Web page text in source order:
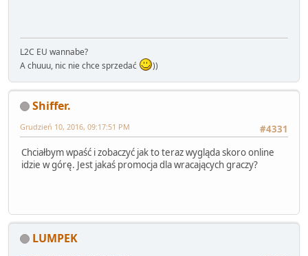
L2C EU wannabe?
A chuuu, nic nie chce sprzedać
))
Shiffer.
#4331
Grudzień 10, 2016, 09:17:51 PM
Chciałbym wpaść i zobaczyć jak to teraz wygląda skoro online
idzie w górę. Jest jakaś promocja dla wracających graczy?
LUMPEK